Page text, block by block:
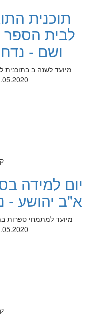
תוכנית
לבית הספר
ושם -
מיועד לשנה ב בתוכנית
12.05.2020 בשעה
יום למידה
א"ב יהושע -
מיועד למתמחי ספרות
14.05.2020 בשעה